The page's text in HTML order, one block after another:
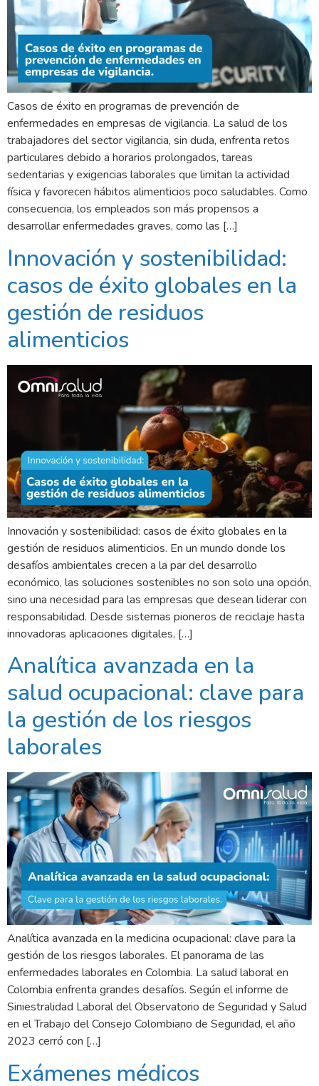
Casos de éxito en programas de prevención de
enfermedades en empresas de vigilancia. La salud de los
trabajadores del sector vigilancia, sin duda, enfrenta retos
particulares debido a horarios prolongados, tareas
sedentarias y exigencias laborales que limitan la actividad
física y favorecen hábitos alimenticios poco saludables. Como
consecuencia, los empleados son más propensos a
desarrollar enfermedades graves, como las […]
Innovación y sostenibilidad:
casos de éxito globales en la
gestión de residuos
alimenticios
Innovación y sostenibilidad: casos de éxito globales en la
gestión de residuos alimenticios. En un mundo donde los
desafíos ambientales crecen a la par del desarrollo
económico, las soluciones sostenibles no son solo una opción,
sino una necesidad para las empresas que desean liderar con
responsabilidad. Desde sistemas pioneros de reciclaje hasta
innovadoras aplicaciones digitales, […]
Analítica avanzada en la
salud ocupacional: clave para
la gestión de los riesgos
laborales
Analítica avanzada en la medicina ocupacional: clave para la
gestión de los riesgos laborales. El panorama de las
enfermedades laborales en Colombia. La salud laboral en
Colombia enfrenta grandes desafíos. Según el informe de
Siniestralidad Laboral del Observatorio de Seguridad y Salud
en el Trabajo del Consejo Colombiano de Seguridad, el año
2023 cerró con […]
Exámenes médicos